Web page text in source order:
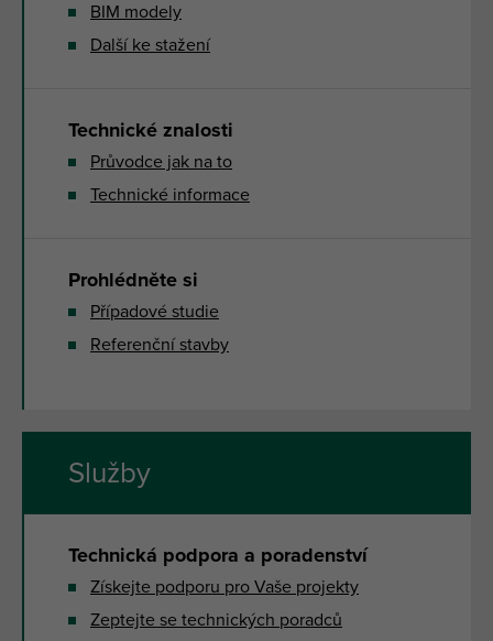
BIM modely
Další ke stažení
Technické znalosti
Průvodce jak na to
Technické informace
Prohlédněte si
Případové studie
Referenční stavby
Služby
Technická podpora a poradenství
Získejte podporu pro Vaše projekty
Zeptejte se technických poradců